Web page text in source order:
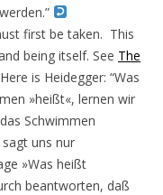
first be taken. This
being itself. See The
is Heidegger: “Was
»heißt«, lernen wir
Schwimmen
uns nur
»Was heißt
beantworten, daß